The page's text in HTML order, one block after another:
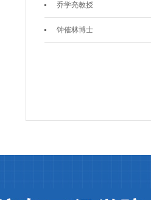
乔学亮教授
钟催林博士